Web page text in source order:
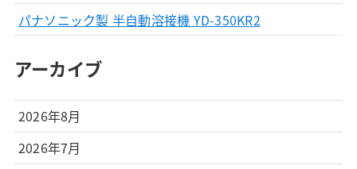
パナソニック製 半自動溶接機 YD-350KR2
アーカイブ
2026年8月
2026年7月